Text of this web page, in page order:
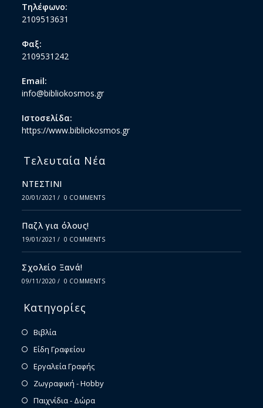
Τηλέφωνο:
2109513631
Φαξ:
2109531242
Email:
info@bibliokosmos.gr
Ιστοσελίδα:
https://www.bibliokosmos.gr
Τελευταία Νέα
ΝΤΕΣΤΙΝΙ
20/01/2021 / 0 COMMENTS
Παζλ για όλους!
19/01/2021 / 0 COMMENTS
Σχολείο Ξανά!
09/11/2020 / 0 COMMENTS
Κατηγορίες
Βιβλία
Είδη Γραφείου
Εργαλεία Γραφής
Ζωγραφική - Hobby
Παιχνίδια - Δώρα